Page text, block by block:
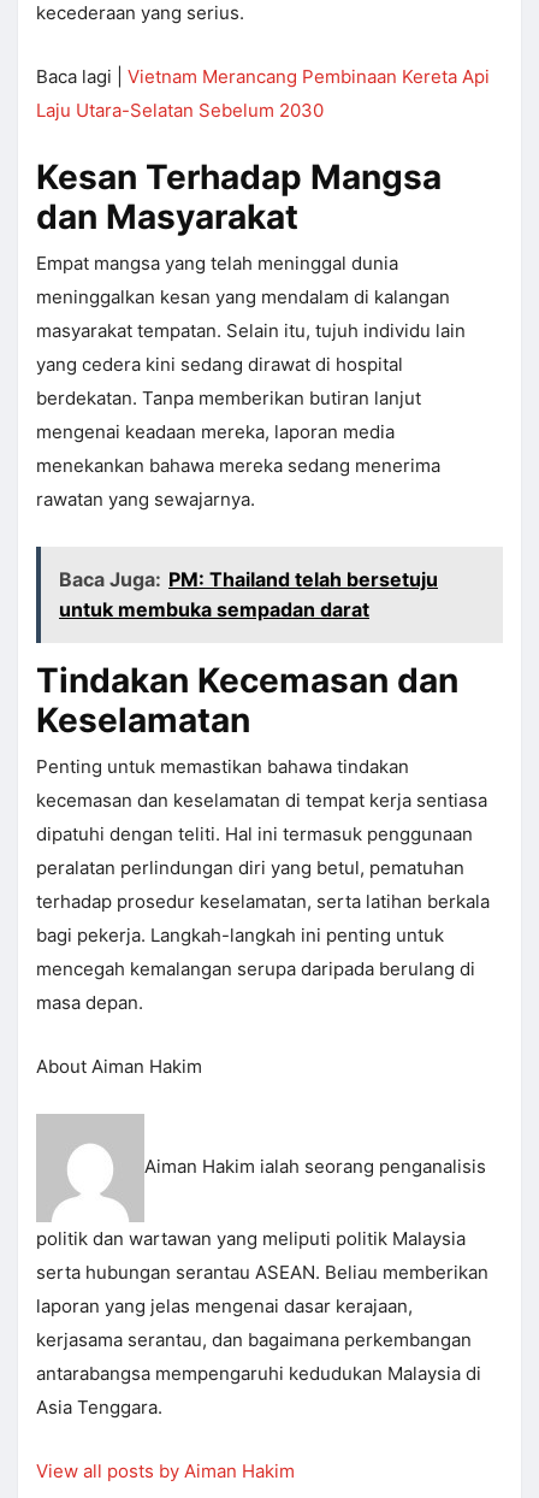
kecederaan yang serius.
Baca lagi | Vietnam Merancang Pembinaan Kereta Api
Laju Utara-Selatan Sebelum 2030
Kesan Terhadap Mangsa
dan Masyarakat
Empat mangsa yang telah meninggal dunia
meninggalkan kesan yang mendalam di kalangan
masyarakat tempatan. Selain itu, tujuh individu lain
yang cedera kini sedang dirawat di hospital
berdekatan. Tanpa memberikan butiran lanjut
mengenai keadaan mereka, laporan media
menekankan bahawa mereka sedang menerima
rawatan yang sewajarnya.
Baca Juga: PM: Thailand telah bersetuju
untuk membuka sempadan darat
Tindakan Kecemasan dan
Keselamatan
Penting untuk memastikan bahawa tindakan
kecemasan dan keselamatan di tempat kerja sentiasa
dipatuhi dengan teliti. Hal ini termasuk penggunaan
peralatan perlindungan diri yang betul, pematuhan
terhadap prosedur keselamatan, serta latihan berkala
bagi pekerja. Langkah-langkah ini penting untuk
mencegah kemalangan serupa daripada berulang di
masa depan.
About Aiman Hakim
Aiman Hakim ialah seorang penganalisis
politik dan wartawan yang meliputi politik Malaysia
serta hubungan serantau ASEAN. Beliau memberikan
laporan yang jelas mengenai dasar kerajaan,
kerjasama serantau, dan bagaimana perkembangan
antarabangsa mempengaruhi kedudukan Malaysia di
Asia Tenggara.
View all posts by Aiman Hakim